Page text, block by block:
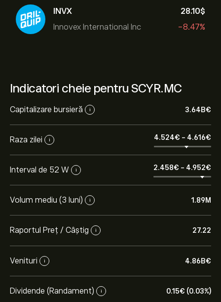
INVX
Innovex International Inc
28.10‎$‎
-8.47%
Indicatori cheie pentru SCYR.MC
Capitalizare bursieră i 3.64B‎€‎
Raza zilei i 4.524‎€‎ - 4.616‎€‎
Interval de 52 W i 2.458‎€‎ - 4.952‎€‎
Volum mediu (3 luni) i 1.89M
Raportul Preț / Câștig i 27.22
Venituri i 4.86B‎€‎
Dividende (Randament) i 0.15‎€‎ (0.03%)